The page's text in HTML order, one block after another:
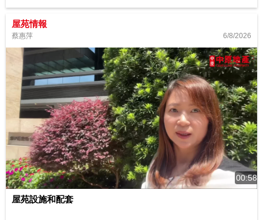
屋苑情報
蔡惠萍 6/8/2026
00:58
屋苑設施和配套